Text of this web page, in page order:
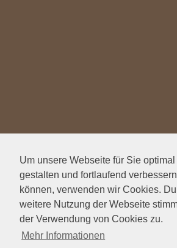
Um unsere Webseite für Sie optimal
gestalten und fortlaufend
können, verwenden wir Cookies.
weitere Nutzung der Webseite
der Verwendung von Cookies zu.
Mehr Informationen